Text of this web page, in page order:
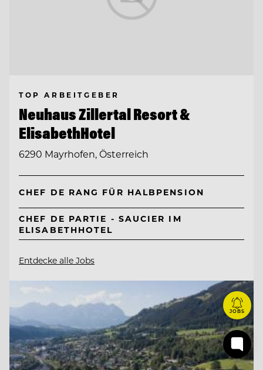
TOP ARBEITGEBER
Neuhaus Zillertal Resort &
ElisabethHotel
6290 Mayrhofen, Österreich
CHEF DE RANG FÜR HALBPENSION
CHEF DE PARTIE - SAUCIER IM
ELISABETHHOTEL
Entdecke alle Jobs
JOBS